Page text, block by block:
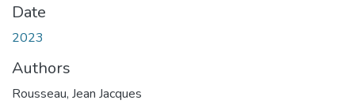
Date
2023
Authors
Rousseau, Jean Jacques